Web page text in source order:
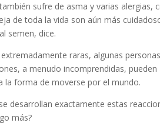
sufre de asma y varias
de toda la vida son aún más
semen, dice.
raras, algunas
a menudo incomprendidas,
la forma de moverse por el mundo.
desarrollan exactamente estas
más?